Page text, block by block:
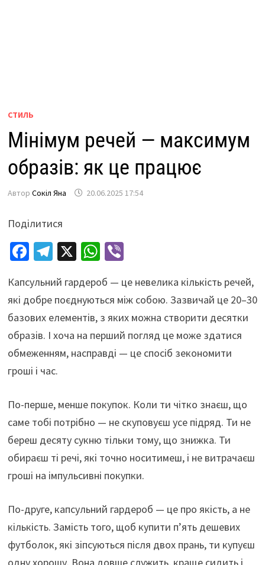
СТИЛЬ
Мінімум речей — максимум
образів: як це працює
Автор Сокіл Яна 20.06.2025 17:54
Поділитися
Fa
b
o
o
k
Te
gr
a
m
X W
at
sA
p
p
Vi
er
Капсульний гардероб — це невелика кількість речей,
які добре поєднуються між собою. Зазвичай це 20–30
базових елементів, з яких можна створити десятки
образів. І хоча на перший погляд це може здатися
обмеженням, насправді — це спосіб зекономити
гроші і час.
По-перше, менше покупок. Коли ти чітко знаєш, що
саме тобі потрібно — не скуповуєш усе підряд. Ти не
береш десяту сукню тільки тому, що знижка. Ти
обираєш ті речі, які точно носитимеш, і не витрачаєш
гроші на імпульсивні покупки.
По-друге, капсульний гардероб — це про якість, а не
кількість. Замість того, щоб купити п’ять дешевих
футболок, які зіпсуються після двох прань, ти купуєш